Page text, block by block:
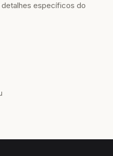
específicos do